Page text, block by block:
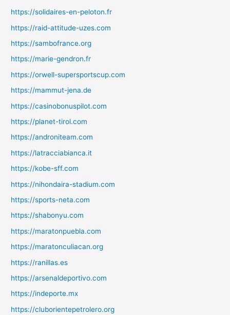
https://solidaires-en-peloton.fr
https://raid-attitude-uzes.com
https://sambofrance.org
https://marie-gendron.fr
https://orwell-supersportscup.com
https://mammut-jena.de
https://casinobonuspilot.com
https://planet-tirol.com
https://androniteam.com
https://latracciabianca.it
https://kobe-sff.com
https://nihondaira-stadium.com
https://sports-neta.com
https://shabonyu.com
https://maratonpuebla.com
https://maratonculiacan.org
https://ranillas.es
https://arsenaldeportivo.com
https://indeporte.mx
https://cluborientepetrolero.org